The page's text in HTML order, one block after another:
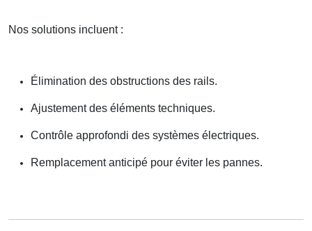
Nos solutions incluent :
Élimination des obstructions des rails.
Ajustement des éléments techniques.
Contrôle approfondi des systèmes électriques.
Remplacement anticipé pour éviter les pannes.